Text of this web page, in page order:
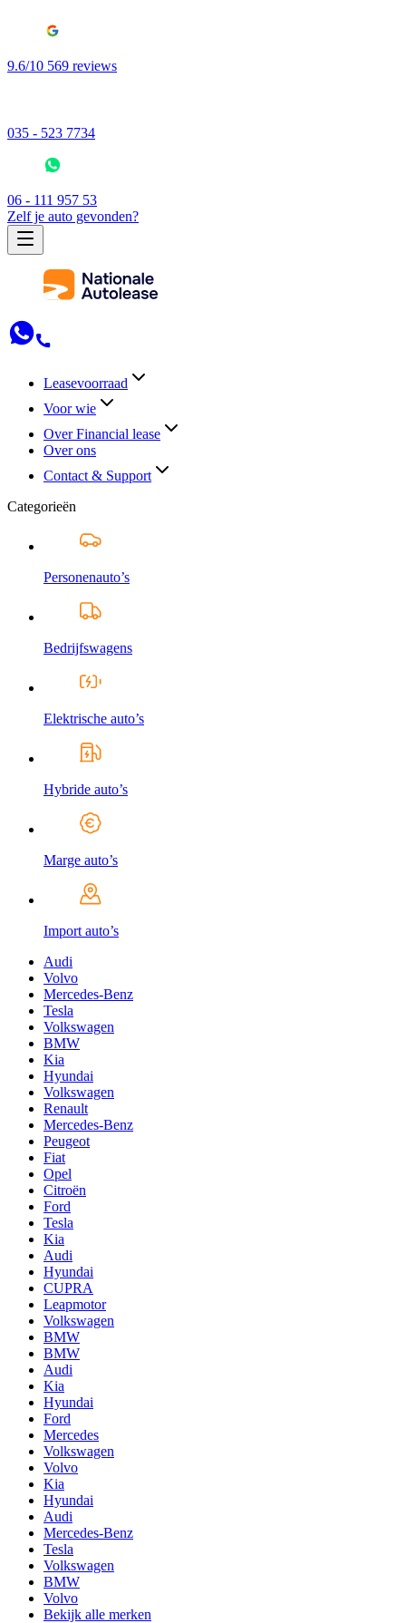
9.6/10 569 reviews
035 - 523 7734
06 - 111 957 53
Zelf je auto gevonden?
Leasevoorraad
Voor wie
Over Financial lease
Over ons
Contact & Support
Categorieën
Personenauto’s
Bedrijfswagens
Elektrische auto’s
Hybride auto’s
Marge auto’s
Import auto’s
Audi
Volvo
Mercedes-Benz
Tesla
Volkswagen
BMW
Kia
Hyundai
Volkswagen
Renault
Mercedes-Benz
Peugeot
Fiat
Opel
Citroën
Ford
Tesla
Kia
Audi
Hyundai
CUPRA
Leapmotor
Volkswagen
BMW
BMW
Audi
Kia
Hyundai
Ford
Mercedes
Volkswagen
Volvo
Kia
Hyundai
Audi
Mercedes-Benz
Tesla
Volkswagen
BMW
Volvo
Bekijk alle merken